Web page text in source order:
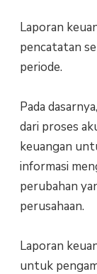
Laporan
pencatatan
periode.
Pada
dari proses
keuangan
informasi
perubahan
perusahaan.
Laporan
untuk